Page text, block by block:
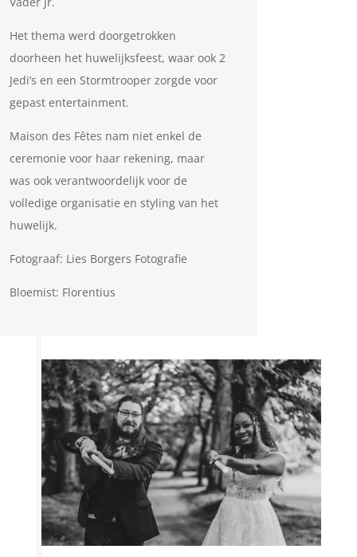
Het thema werd doorgetrokken
doorheen het huwelijksfeest, waar ook 2
Jedi’s en een Stormtrooper zorgde voor
gepast entertainment.
Maison des Fêtes nam niet enkel de
ceremonie voor haar rekening, maar
was ook verantwoordelijk voor de
volledige organisatie en styling van het
huwelijk.
Fotograaf: Lies Borgers Fotografie
Bloemist: Florentius